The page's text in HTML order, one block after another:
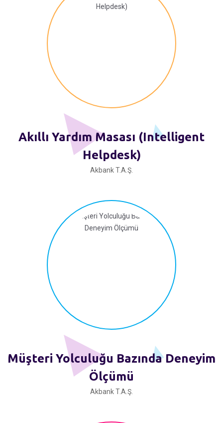
Akıllı Yardım Masası (Intelligent
Helpdesk)
Akbank T.A.Ş.
Müşteri Yolculuğu Bazında Deneyim
Ölçümü
Akbank T.A.Ş.